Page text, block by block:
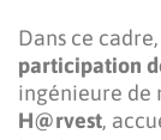
Dans ce
participation
ingénieure de
H@rvest,